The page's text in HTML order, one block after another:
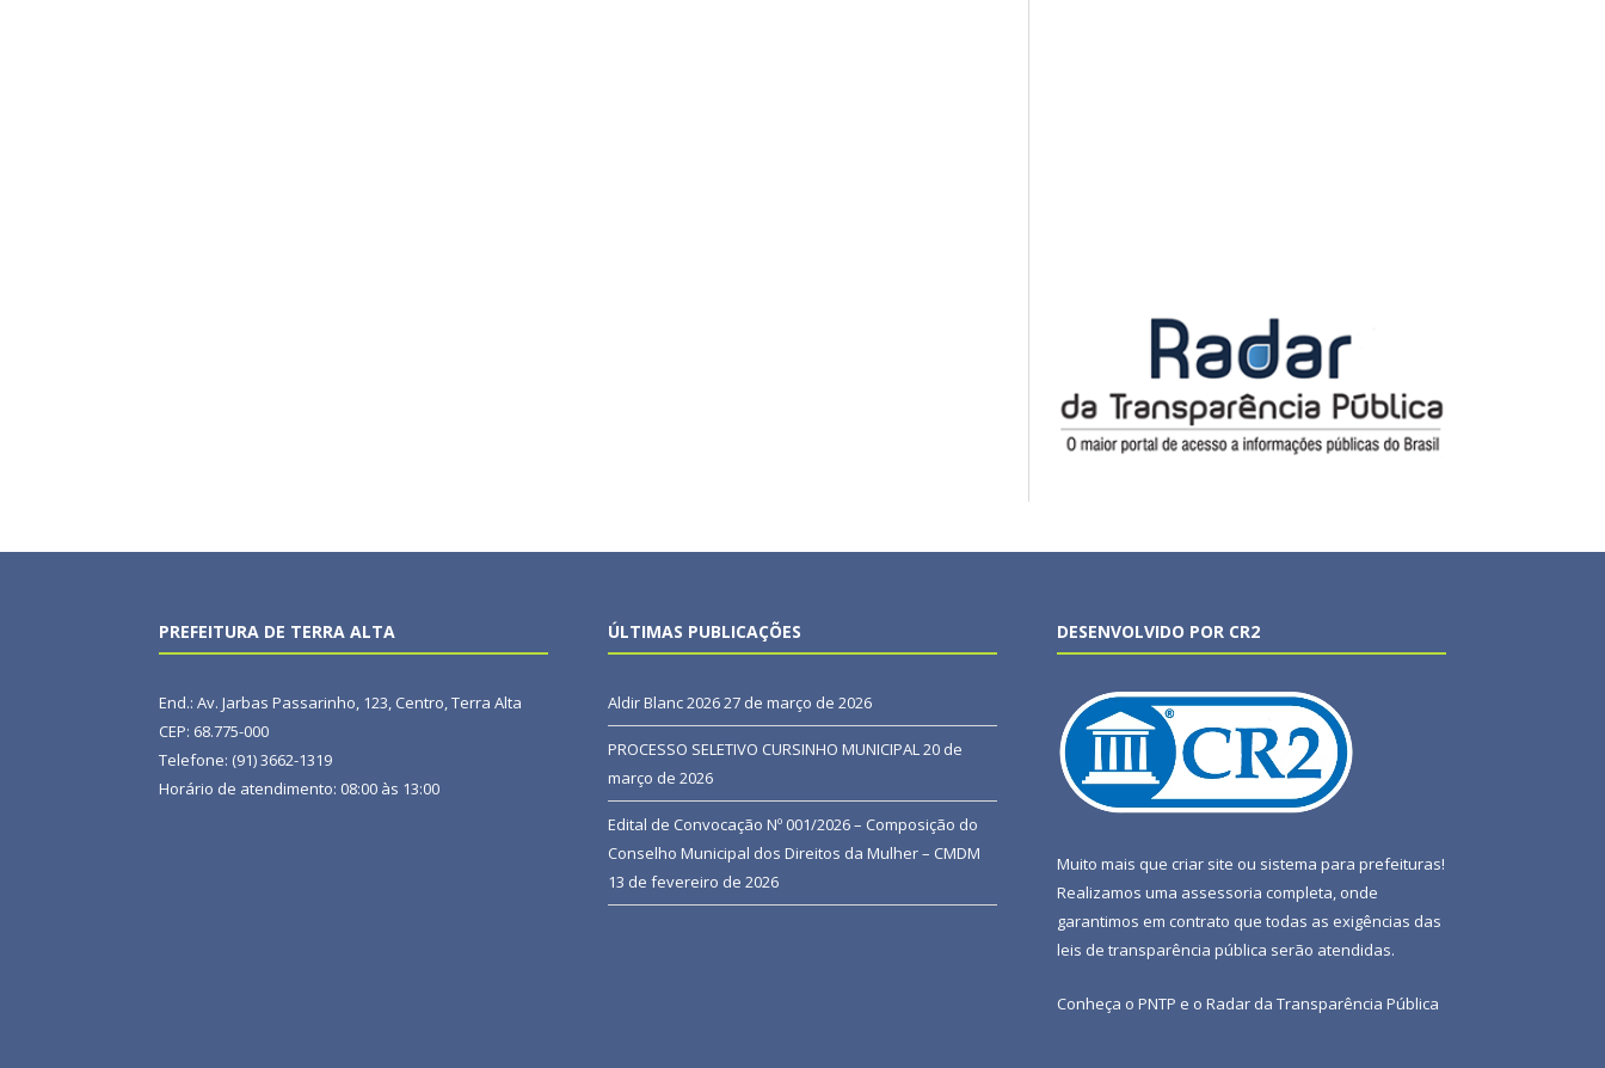
PREFEITURA DE TERRA ALTA
End.: Av. Jarbas Passarinho, 123, Centro, Terra Alta
CEP: 68.775-000
Telefone: (91) 3662-1319
Horário de atendimento: 08:00 às 13:00
ÚLTIMAS PUBLICAÇÕES
Aldir Blanc 202627 de março de 2026
PROCESSO SELETIVO CURSINHO MUNICIPAL20 de
março de 2026
Edital de Convocação Nº 001/2026 – Composição do
Conselho Municipal dos Direitos da Mulher – CMDM
13 de fevereiro de 2026
DESENVOLVIDO POR CR2
Muito mais que criar site ou sistema para prefeituras!
Realizamos uma assessoria completa, onde
garantimos em contrato que todas as exigências das
leis de transparência pública serão atendidas.
Conheça o PNTP e o Radar da Transparência Pública